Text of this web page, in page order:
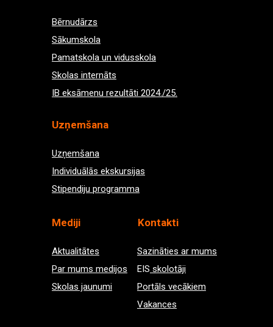
Uzņemšana
Uzņemšana
Individuālās ekskursijas
Stipendiju programma
Kontakti
Sazināties ar mums
EIS skolotāji
Portāls vecākiem
Vakances
Bērnudārzs
Sākumskola
Pamatskola un vidusskola
Skolas internāts
IB eksāmenu rezultāti 2024./25.
Aktualitātes
Par mums medijos
Skolas jaunumi
Mediji